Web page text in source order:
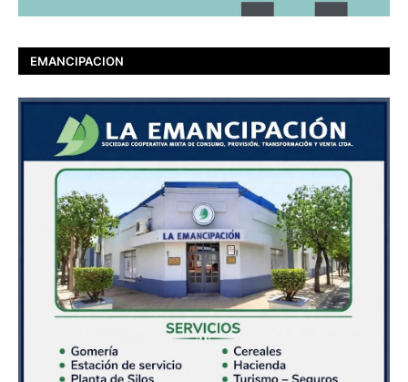
EMANCIPACION